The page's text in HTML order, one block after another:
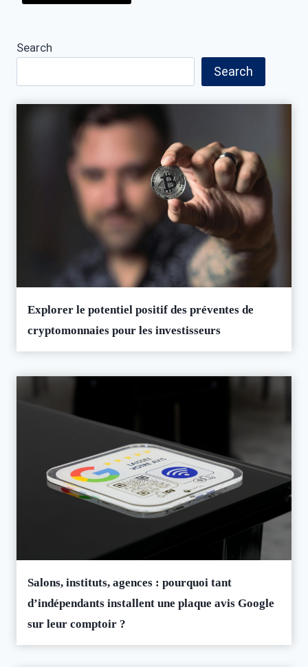
Search
Search
Explorer le potentiel positif des préventes de
cryptomonnaies pour les investisseurs
Salons, instituts, agences : pourquoi tant
d’indépendants installent une plaque avis Google
sur leur comptoir ?